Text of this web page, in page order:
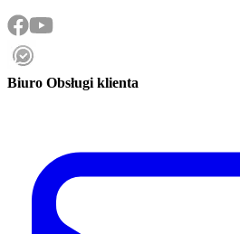
Biuro Obsługi klienta